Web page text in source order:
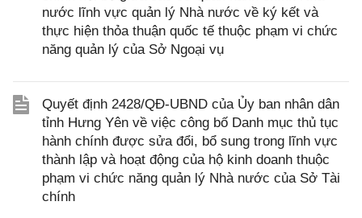
nước lĩnh vực quản lý Nhà nước về ký kết và
thực hiện thỏa thuận quốc tế thuộc phạm vi chức
năng quản lý của Sở Ngoại vụ
Quyết định 2428/QĐ-UBND của Ủy ban nhân dân
tỉnh Hưng Yên về việc công bố Danh mục thủ tục
hành chính được sửa đổi, bổ sung trong lĩnh vực
thành lập và hoạt động của hộ kinh doanh thuộc
phạm vi chức năng quản lý Nhà nước của Sở Tài
chính